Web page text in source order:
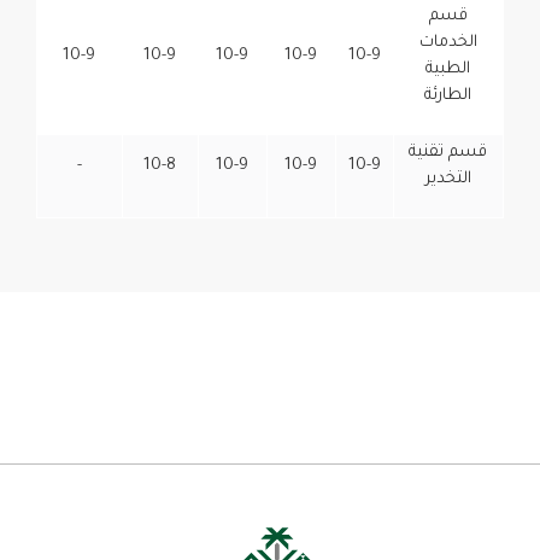
قسم
الخدمات
الطبية
الطارئة
10-9
10-9
10-9
10-9
10-9
قسم تقنية
التخدير
10-9
10-9
10-9
10-8
-